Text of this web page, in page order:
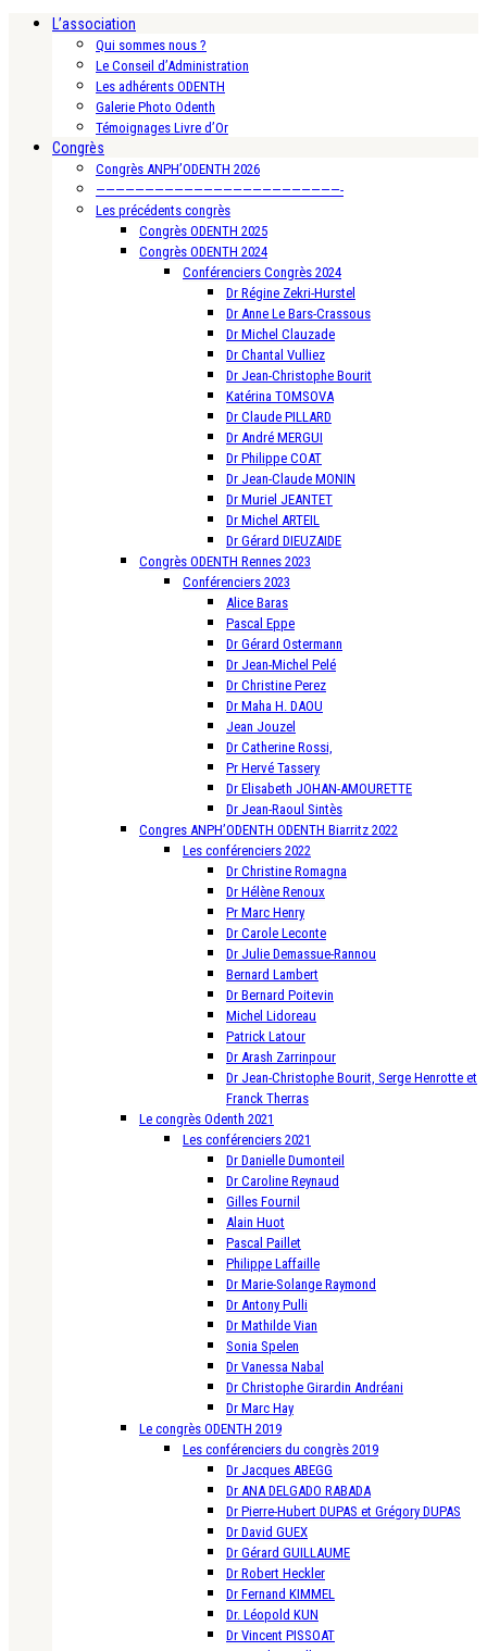
L’association
Qui sommes nous ?
Le Conseil d’Administration
Les adhérents ODENTH
Galerie Photo Odenth
Témoignages Livre d’Or
Congrès
Congrès ANPH’ODENTH 2026
—————————————————————————-
Les précédents congrès
Congrès ODENTH 2025
Congrès ODENTH 2024
Conférenciers Congrès 2024
Dr Régine Zekri-Hurstel
Dr Anne Le Bars-Crassous
Dr Michel Clauzade
Dr Chantal Vulliez
Dr Jean-Christophe Bourit
Katérina TOMSOVA
Dr Claude PILLARD
Dr André MERGUI
Dr Philippe COAT
Dr Jean-Claude MONIN
Dr Muriel JEANTET
Dr Michel ARTEIL
Dr Gérard DIEUZAIDE
Congrès ODENTH Rennes 2023
Conférenciers 2023
Alice Baras
Pascal Eppe
Dr Gérard Ostermann
Dr Jean-Michel Pelé
Dr Christine Perez
Dr Maha H. DAOU
Jean Jouzel
Dr Catherine Rossi,
Pr Hervé Tassery
Dr Elisabeth JOHAN-AMOURETTE
Dr Jean-Raoul Sintès
Congres ANPH’ODENTH ODENTH Biarritz 2022
Les conférenciers 2022
Dr Christine Romagna
Dr Hélène Renoux
Pr Marc Henry
Dr Carole Leconte
Dr Julie Demassue-Rannou
Bernard Lambert
Dr Bernard Poitevin
Michel Lidoreau
Patrick Latour
Dr Arash Zarrinpour
Dr Jean-Christophe Bourit, Serge Henrotte et
Franck Therras
Le congrès Odenth 2021
Les conférenciers 2021
Dr Danielle Dumonteil
Dr Caroline Reynaud
Gilles Fournil
Alain Huot
Pascal Paillet
Philippe Laffaille
Dr Marie-Solange Raymond
Dr Antony Pulli
Dr Mathilde Vian
Sonia Spelen
Dr Vanessa Nabal
Dr Christophe Girardin Andréani
Dr Marc Hay
Le congrès ODENTH 2019
Les conférenciers du congrès 2019
Dr Jacques ABEGG
Dr ANA DELGADO RABADA
Dr Pierre-Hubert DUPAS et Grégory DUPAS
Dr David GUEX
Dr Gérard GUILLAUME
Dr Robert Heckler
Dr Fernand KIMMEL
Dr. Léopold KUN
Dr Vincent PISSOAT